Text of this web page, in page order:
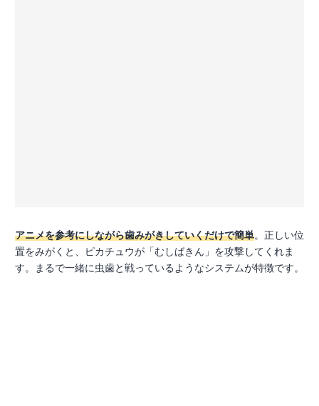
アニメを参考にしながら歯みがきしていくだけで簡単。正しい位
置をみがくと、ピカチュウが「むしばきん」を攻撃してくれま
す。まるで一緒に虫歯と戦っているようなシステムが特徴です。